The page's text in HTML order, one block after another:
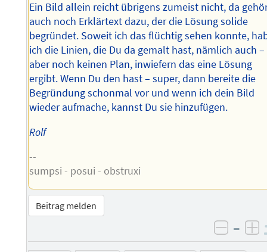
Ein Bild allein reicht übrigens zumeist nicht, da
auch noch Erklärtext dazu, der die Lösung solide
begründet. Soweit ich das flüchtig sehen konnte,
ich die Linien, die Du da gemalt hast, nämlich auch –
aber noch keinen Plan, inwiefern das eine Lösung
ergibt. Wenn Du den hast – super, dann bereite die
Begründung schonmal vor und wenn ich dein Bild
wieder aufmache, kannst Du sie hinzufügen.
Rolf
--
sumpsi - posui - obstruxi
Beitrag melden
–